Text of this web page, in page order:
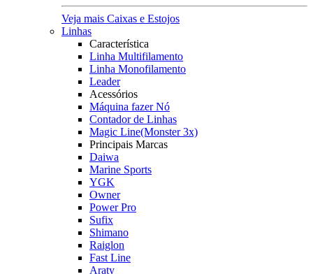
Veja mais Caixas e Estojos
Linhas
Característica
Linha Multifilamento
Linha Monofilamento
Leader
Acessórios
Máquina fazer Nó
Contador de Linhas
Magic Line(Monster 3x)
Principais Marcas
Daiwa
Marine Sports
YGK
Owner
Power Pro
Sufix
Shimano
Raiglon
Fast Line
Araty